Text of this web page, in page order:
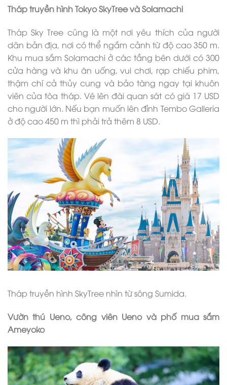
Tháp truyền hình Tokyo SkyTree và Solamachi
Tháp Sky Tree cũng là một nơi yêu thích của người
dân bản địa, nơi có thể ngắm cảnh từ độ cao 350 m.
Khu mua sắm Solamachi ở các tầng bên dưới có 300
cửa hàng và khu ăn uống, vui chơi, rạp chiếu phim,
thậm chí cả thủy cung và bảo tàng ngay tại khuôn
viên của tòa tháp. Vé lên đài quan sát có giá 17 USD
cho người lớn. Nếu bạn muốn lên đỉnh Tembo Galleria
ở độ cao 450 m thì phải trả thêm 8 USD.
Tháp truyền hình SkyTree nhìn từ sông Sumida.
Vườn thú Ueno, công viên Ueno và phố mua sắm
Ameyoko